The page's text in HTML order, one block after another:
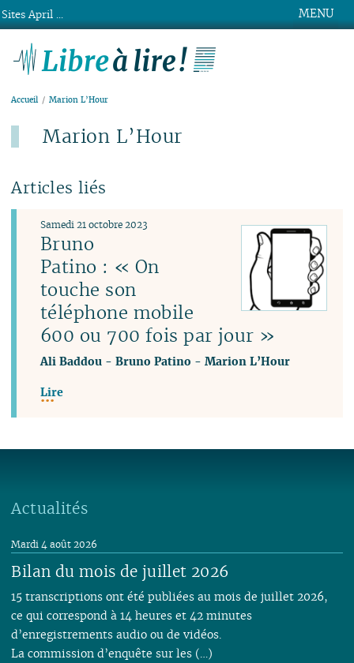
MENU
Accueil Marion L’Hour
Marion L’Hour
Articles liés
Bruno
Patino : « On
touche son
téléphone mobile
600 ou 700 fois par jour »
Samedi 21 octobre 2023
Ali Baddou -Bruno Patino -Marion L’Hour
Lire
Actualités
Bilan du mois de juillet 2026
Mardi 4 août 2026
15 transcriptions ont été publiées au mois de juillet 2026,
ce qui correspond à 14 heures et 42 minutes
d’enregistrements audio ou de vidéos.
La commission d’enquête sur les (…)
Sites April ...